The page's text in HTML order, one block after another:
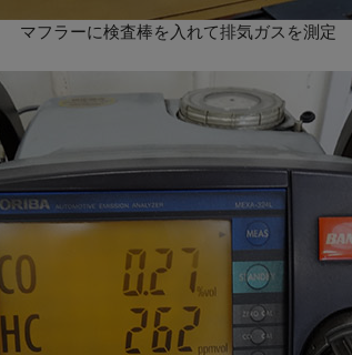
マフラーに検査棒を入れて排気ガスを測定